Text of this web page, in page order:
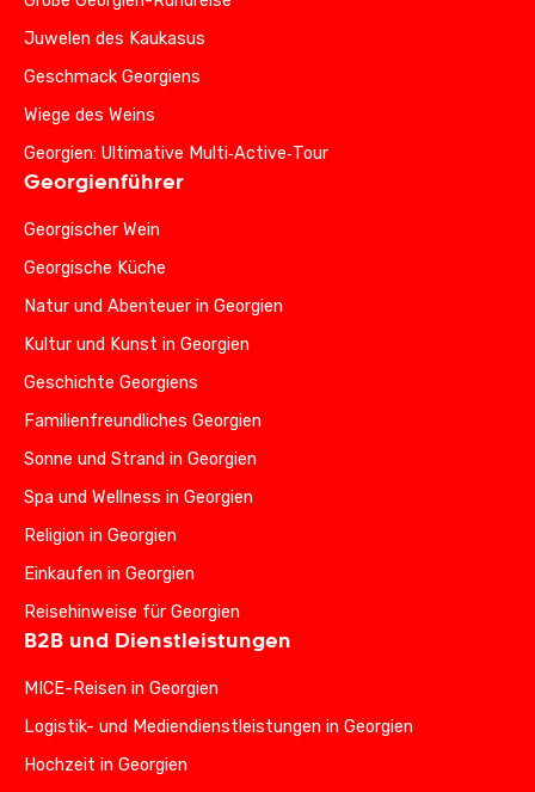
Juwelen des Kaukasus
Geschmack Georgiens
Wiege des Weins
Georgien: Ultimative Multi‑Active‑Tour
Georgienführer
Georgischer Wein
Georgische Küche
Natur und Abenteuer in Georgien
Kultur und Kunst in Georgien
Geschichte Georgiens
Familienfreundliches Georgien
Sonne und Strand in Georgien
Spa und Wellness in Georgien
Religion in Georgien
Einkaufen in Georgien
Reisehinweise für Georgien
B2B und Dienstleistungen
MICE-Reisen in Georgien
Logistik- und Mediendienstleistungen in Georgien
Hochzeit in Georgien